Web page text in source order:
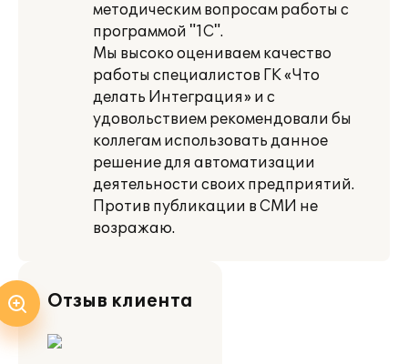
методическим вопросам работы с
программой "1С".
Мы высоко оцениваем качество
работы специалистов ГК «Что
делать Интеграция» и с
удовольствием рекомендовали бы
коллегам использовать данное
решение для автоматизации
деятельности своих предприятий.
Против публикации в СМИ не
возражаю.
Отзыв клиента